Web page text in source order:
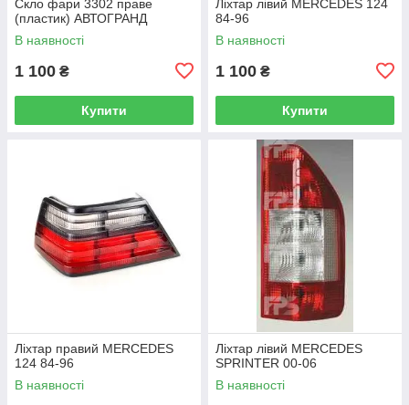
Скло фари 3302 праве
(пластик) АВТОГРАНД
В наявності
1 100 ₴
Купити
Ліхтар лівий MERCEDES 124
84-96
В наявності
1 100 ₴
Купити
Ліхтар правий MERCEDES
124 84-96
В наявності
Ліхтар лівий MERCEDES
SPRINTER 00-06
В наявності